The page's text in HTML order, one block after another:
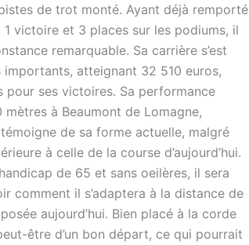
de trot monté. Ayant déjà remporté
victoire et 3 places sur les podiums, il
remarquable. Sa carrière s’est
importants, atteignant 32 510 euros,
pour ses victoires. Sa performance
à Beaumont de Lomagne,
de sa forme actuelle, malgré
à celle de la course d’aujourd’hui.
de 65 et sans oeilères, il sera
comment il s’adaptera à la distance de
aujourd’hui. Bien placé à la corde
être d’un bon départ, ce qui pourrait